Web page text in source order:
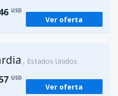
USD
Ver oferta
Estados Unidos
USD
Ver oferta